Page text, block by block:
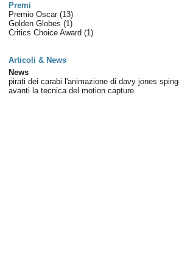
Premi
Premio Oscar(13)
Golden Globes(1)
Critics Choice Award(1)
Articoli & News
News
pirati dei carabi l'animazione di davy jones
avanti la tecnica del motion capture